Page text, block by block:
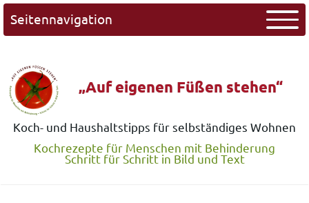
Seitennavigation
„Auf eigenen Füßen stehen“
Koch- und Haushaltstipps für selbständiges Wohnen
Kochrezepte für Menschen mit Behinderung
Schritt für Schritt in Bild und Text